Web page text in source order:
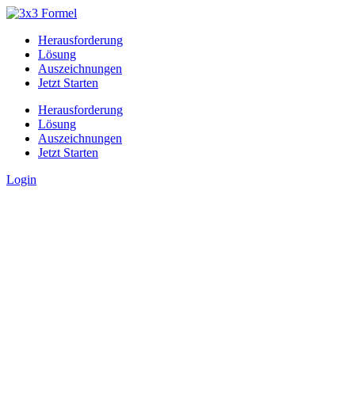
Herausforderung
Lösung
Auszeichnungen
Jetzt Starten
Herausforderung
Lösung
Auszeichnungen
Jetzt Starten
Login